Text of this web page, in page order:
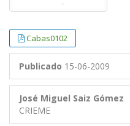
Cabas0102
Publicado 15-06-2009
José Miguel Saiz Gómez
CRIEME